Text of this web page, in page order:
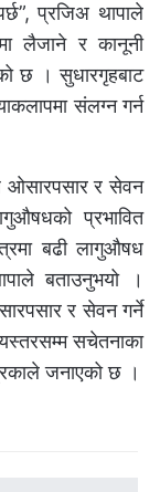
प्रजिअ थापाले
लैजाने र कानूनी
छ । सुधारगृहबाट
संलग्न गर्न
ओसारपसार र सेवन
प्रभावित
बढी लागुऔषध
बताउनुभयो ।
र सेवन गर्ने
सचेतनाका
जनाएको छ ।